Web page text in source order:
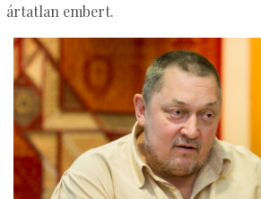
ártatlan embert.